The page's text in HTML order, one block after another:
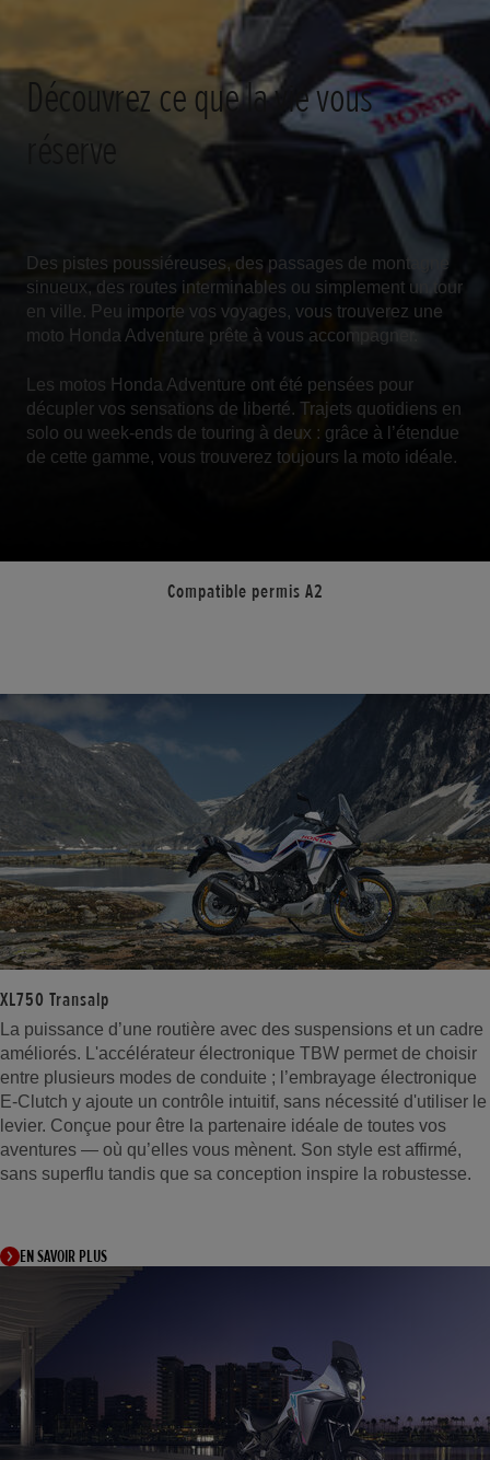
Découvrez ce que la vie vous
réserve
Des pistes poussiéreuses, des passages de montagne
sinueux, des routes interminables ou simplement un tour
en ville. Peu importe vos voyages, vous trouverez une
moto Honda Adventure prête à vous accompagner.
Les motos Honda Adventure ont été pensées pour
décupler vos sensations de liberté. Trajets quotidiens en
solo ou week-ends de touring à deux : grâce à l’étendue
de cette gamme, vous trouverez toujours la moto idéale.
Compatible permis A2
XL750 Transalp
La puissance d’une routière avec des suspensions et un cadre
améliorés. L'accélérateur électronique TBW permet de choisir
entre plusieurs modes de conduite ; l’embrayage électronique
E-Clutch y ajoute un contrôle intuitif, sans nécessité d'utiliser le
levier. Conçue pour être la partenaire idéale de toutes vos
aventures — où qu’elles vous mènent. Son style est affirmé,
sans superflu tandis que sa conception inspire la robustesse.
EN SAVOIR PLUS